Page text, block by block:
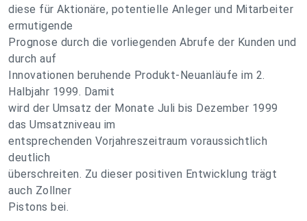
diese für Aktionäre, potentielle Anleger und Mitarbeiter
ermutigende
Prognose durch die vorliegenden Abrufe der Kunden und
durch auf
Innovationen beruhende Produkt-Neuanläufe im 2.
Halbjahr 1999. Damit
wird der Umsatz der Monate Juli bis Dezember 1999
das Umsatzniveau im
entsprechenden Vorjahreszeitraum voraussichtlich
deutlich
überschreiten. Zu dieser positiven Entwicklung trägt
auch Zollner
Pistons bei.